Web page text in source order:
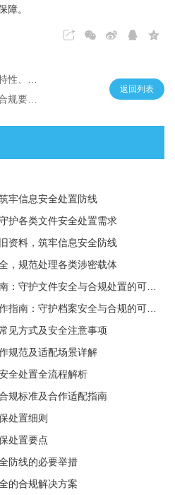
障。
返回列表
牢信息安全处置防线
护各类文件安全处置需求
资料，筑牢信息安全防线
，规范处理各类涉密载体
护文件安全与合规处置的可靠选择
：守护档案安全与合规的可靠伙伴
见方式及安全注意事项
规范及适配场景详解
全处置全流程解析
规标准及合作适配指南
处置细则
处置要点
防线的必要举措
的合规解决方案